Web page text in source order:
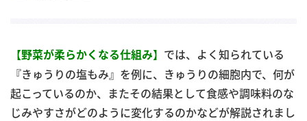
【野菜が柔らかくなる仕組み】 では、よく知られている
『きゅうりの塩もみ』を例に、きゅうりの細胞内で、何が
起こっているのか、またその結果として食感や調味料のな
じみやすさがどのように変化するのかなどが解説されまし